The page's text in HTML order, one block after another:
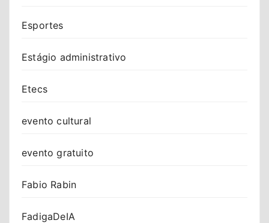
Esportes
Estágio administrativo
Etecs
evento cultural
evento gratuito
Fabio Rabin
FadigaDeIA